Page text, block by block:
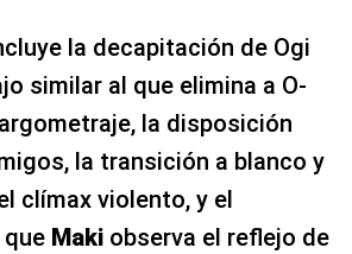
la decapitación de Ogi
similar al que elimina a O-
la disposición
la transición a blanco y
clímax violento, y el
Maki observa el reflejo de